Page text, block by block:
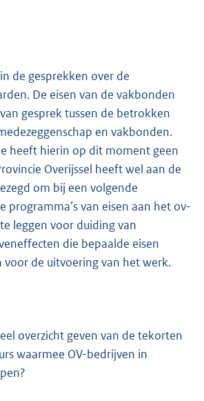
de gesprekken over de
De eisen van de vakbonden
gesprek tussen de betrokken
en vakbonden.
heeft hierin op dit moment geen
Overijssel heeft wel aan de
om bij een volgende
programma’s van eisen aan het ov-
leggen voor duiding van
die bepaalde eisen
voor de uitvoering van het werk.
overzicht geven van de tekorten
waarmee OV-bedrijven in